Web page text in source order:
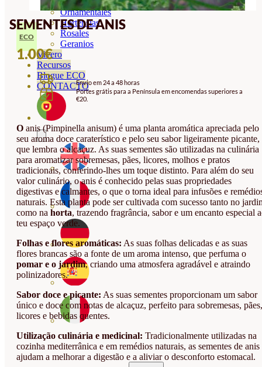
Ornamentales
Hortensias
Rosales
Geranios
Vivero
Recursos
Blogue ECO
CONTACTO
SEMENTES DE ANIS
ECO
1.00€
Envio em 24 a 48 horas
Portes grátis para a Península em encomendas superiores a
€20.
O anis (Pimpinella anisum) é uma planta aromática apreciada pelo
seu aroma doce caraterístico e pelo seu sabor ligeiramente picante,
que lembra o alcaçuz. As suas sementes são utilizadas na culinária
para aromatizar sobremesas, pães, licores, molhos e pratos
tradicionais, conferindo-lhes um toque distinto. Para além do seu
valor culinário, o anis é conhecido pelas suas propriedades
digestivas e calmantes, o que o torna ideal para infusões e
naturais. Esta planta pode ser cultivada com sucesso tanto no
como na horta, trazendo fragrância, sabor e um encanto especial
teu espaço verde.
Folhas e flores aromáticas: As suas folhas delicadas e as suas
flores brancas são a fonte de um aroma intenso, que perfuma o
pomar e o jardim, criando uma atmosfera agradável e atraindo
polinizadores.
Sabor doce e picante: As suas sementes proporcionam um sabor
único e doce com notas de alcaçuz, perfeito para sobremesas, pães,
licores e bebidas quentes.
Utilização culinária e medicinal: Tradicionalmente utilizadas na
cozinha mediterrânica e em remédios naturais, as sementes de anis
ajudam a melhorar a digestão e a aliviar o desconforto estomacal.